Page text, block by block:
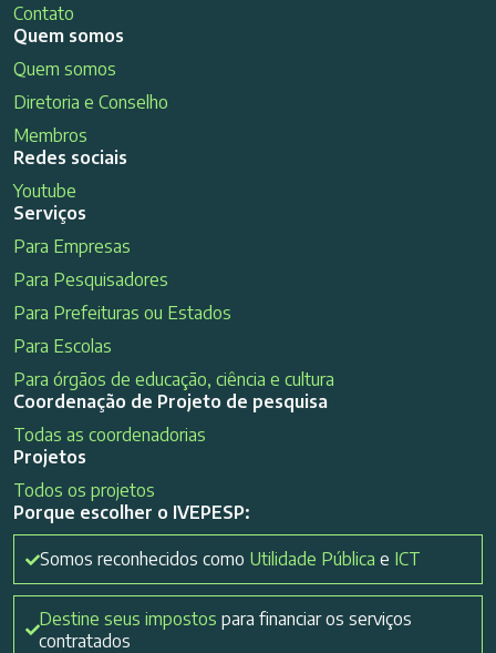
Contato
Quem somos
Quem somos
Diretoria e Conselho
Membros
Redes sociais
Youtube
Serviços
Para Empresas
Para Pesquisadores
Para Prefeituras ou Estados
Para Escolas
Para órgãos de educação, ciência e cultura
Coordenação de Projeto de pesquisa
Todas as coordenadorias
Projetos
Todos os projetos
Porque escolher o IVEPESP:
Somos reconhecidos como Utilidade Pública e ICT
Destine seus impostos para financiar os serviços
contratados